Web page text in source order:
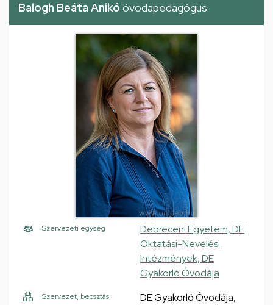
Balogh Beáta Anikó óvodapedagógus
Szervezeti egység
Debreceni Egyetem, DE
Oktatási-Nevelési
Intézmények, DE
Gyakorló Óvodája
Szervezet, beosztás
DE Gyakorló Óvodája,